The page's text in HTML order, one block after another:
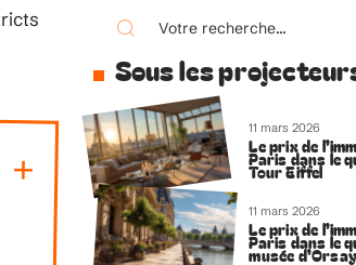
Sous les
11 mars 2026
Le prix de
Paris dans le
Tour Eiffel
11 mars 2026
Le prix de
Paris dans le
musée d’Orsay